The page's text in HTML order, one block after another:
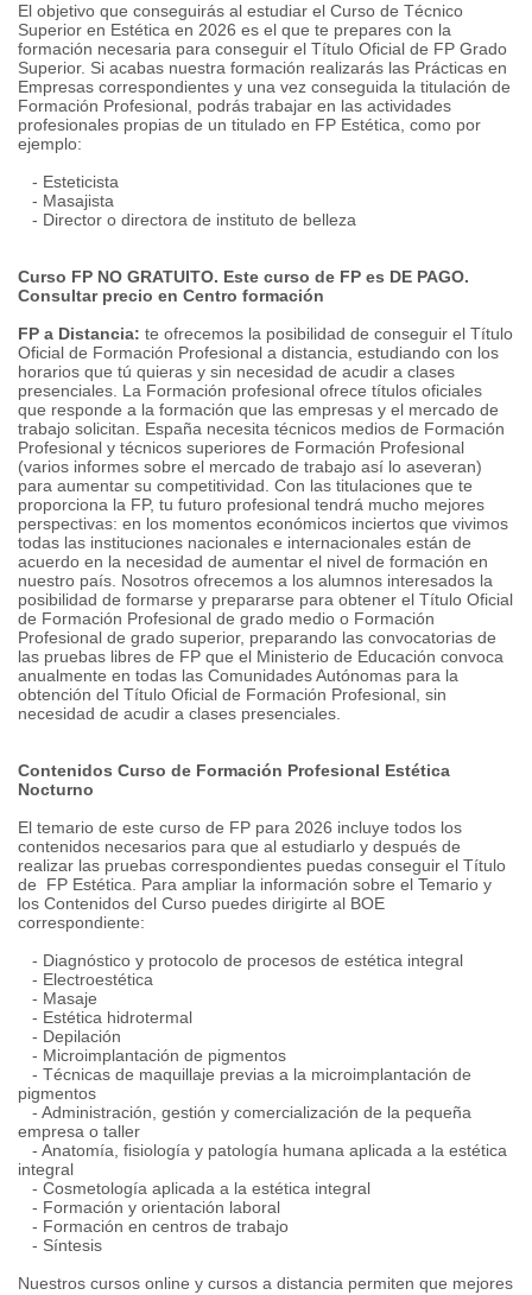
El objetivo que conseguirás al estudiar el Curso de Técnico
Superior en Estética en 2026 es el que te prepares con la
formación necesaria para conseguir el Título Oficial de FP Grado
Superior. Si acabas nuestra formación realizarás las Prácticas en
Empresas correspondientes y una vez conseguida la titulación de
Formación Profesional, podrás trabajar en las actividades
profesionales propias de un titulado en FP Estética, como por
ejemplo:
- Esteticista
- Masajista
- Director o directora de instituto de belleza
Curso FP NO GRATUITO. Este curso de FP es DE PAGO.
Consultar precio en Centro formación
FP a Distancia: te ofrecemos la posibilidad de conseguir el Título
Oficial de Formación Profesional a distancia, estudiando con los
horarios que tú quieras y sin necesidad de acudir a clases
presenciales. La Formación profesional ofrece títulos oficiales
que responde a la formación que las empresas y el mercado de
trabajo solicitan. España necesita técnicos medios de Formación
Profesional y técnicos superiores de Formación Profesional
(varios informes sobre el mercado de trabajo así lo aseveran)
para aumentar su competitividad. Con las titulaciones que te
proporciona la FP, tu futuro profesional tendrá mucho mejores
perspectivas: en los momentos económicos inciertos que vivimos
todas las instituciones nacionales e internacionales están de
acuerdo en la necesidad de aumentar el nivel de formación en
nuestro país. Nosotros ofrecemos a los alumnos interesados la
posibilidad de formarse y prepararse para obtener el Título Oficial
de Formación Profesional de grado medio o Formación
Profesional de grado superior, preparando las convocatorias de
las pruebas libres de FP que el Ministerio de Educación convoca
anualmente en todas las Comunidades Autónomas para la
obtención del Título Oficial de Formación Profesional, sin
necesidad de acudir a clases presenciales.
Contenidos Curso de Formación Profesional Estética
Nocturno
El temario de este curso de FP para 2026 incluye todos los
contenidos necesarios para que al estudiarlo y después de
realizar las pruebas correspondientes puedas conseguir el Título
de FP Estética. Para ampliar la información sobre el Temario y
los Contenidos del Curso puedes dirigirte al BOE
correspondiente:
- Diagnóstico y protocolo de procesos de estética integral
- Electroestética
- Masaje
- Estética hidrotermal
- Depilación
- Microimplantación de pigmentos
- Técnicas de maquillaje previas a la microimplantación de
pigmentos
- Administración, gestión y comercialización de la pequeña
empresa o taller
- Anatomía, fisiología y patología humana aplicada a la estética
integral
- Cosmetología aplicada a la estética integral
- Formación y orientación laboral
- Formación en centros de trabajo
- Síntesis
Nuestros cursos online y cursos a distancia permiten que mejores